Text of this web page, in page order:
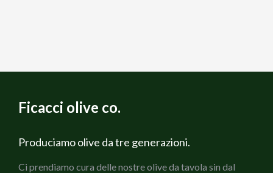
Ficacci olive co.
Produciamo olive da tre generazioni.
Ci prendiamo cura delle nostre olive da tavola sin dal